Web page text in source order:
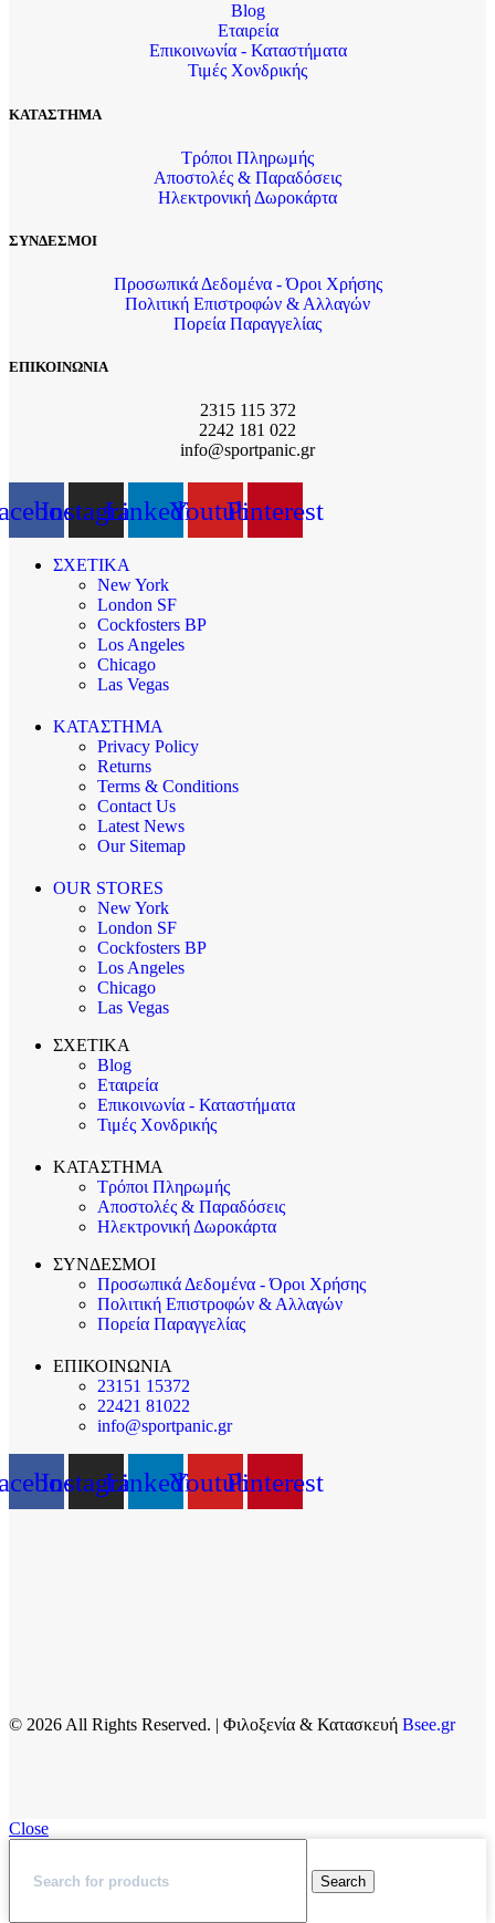
Blog
Εταιρεία
Επικοινωνία - Καταστήματα
Τιμές Χονδρικής
ΚΑΤΑΣΤΗΜΑ
Τρόποι Πληρωμής
Αποστολές & Παραδόσεις
Ηλεκτρονική Δωροκάρτα
ΣΥΝΔΕΣΜΟΙ
Προσωπικά Δεδομένα - Όροι Χρήσης
Πολιτική Επιστροφών & Αλλαγών
Πορεία Παραγγελίας
ΕΠΙΚΟΙΝΩΝΙΑ
2315 115 372
2242 181 022
info@sportpanic.gr
InstagramLinkedinYoutubePinterest
ΣΧΕΤΙΚΑ
New York
London SF
Cockfosters BP
Los Angeles
Chicago
Las Vegas
ΚΑΤΑΣΤΗΜΑ
Privacy Policy
Returns
Terms & Conditions
Contact Us
Latest News
Our Sitemap
OUR STORES
New York
London SF
Cockfosters BP
Los Angeles
Chicago
Las Vegas
ΣΧΕΤΙΚΑ
Blog
Εταιρεία
Επικοινωνία - Καταστήματα
Τιμές Χονδρικής
ΚΑΤΑΣΤΗΜΑ
Τρόποι Πληρωμής
Αποστολές & Παραδόσεις
Ηλεκτρονική Δωροκάρτα
ΣΥΝΔΕΣΜΟΙ
Προσωπικά Δεδομένα - Όροι Χρήσης
Πολιτική Επιστροφών & Αλλαγών
Πορεία Παραγγελίας
ΕΠΙΚΟΙΝΩΝΙΑ
23151 15372
22421 81022
info@sportpanic.gr
InstagramLinkedinYoutubePinterest
© 2026 All Rights Reserved. | Φιλοξενία & Κατασκευή Bsee.gr
Close
Search